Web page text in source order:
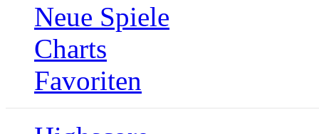
Neue Spiele
Charts
Favoriten